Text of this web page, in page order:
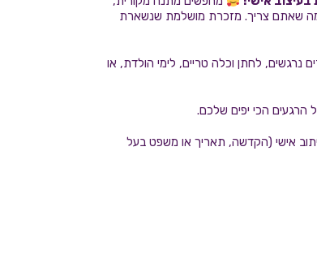
מה שאתם צריך. מזכרת מושלמת שנשארת
נרגשים, לחתן וכלה טריים, לימי הולדת, או
הרגעים הכי יפים שלכם.
אישי (הקדשה, תאריך או משפט בעל